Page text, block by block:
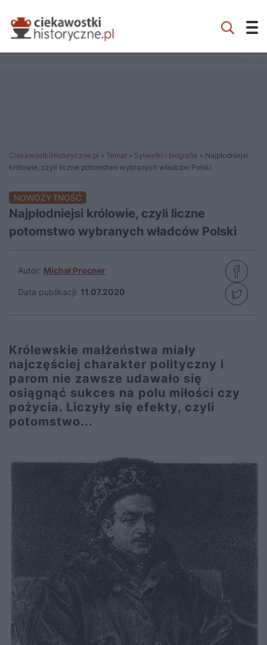
CiekawostkiHistoryczne.pl » Temat » Sylwetki i biografie » Najpłodniejsi
królowie, czyli liczne potomstwo wybranych władców Polski
NOWOŻYTNOŚĆ
Najpłodniejsi królowie, czyli liczne
potomstwo wybranych władców Polski
Autor: Michał Procner
Data publikacji: 11.07.2020
Królewskie małżeństwa miały
najczęściej charakter polityczny i
parom nie zawsze udawało się
osiągnąć sukces na polu miłości czy
pożycia. Liczyły się efekty, czyli
potomstwo...